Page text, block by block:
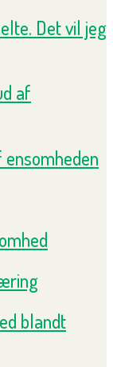
Det vil jeg
af
blandt